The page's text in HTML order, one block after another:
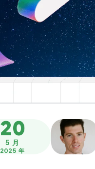
20
5 月
2025 年